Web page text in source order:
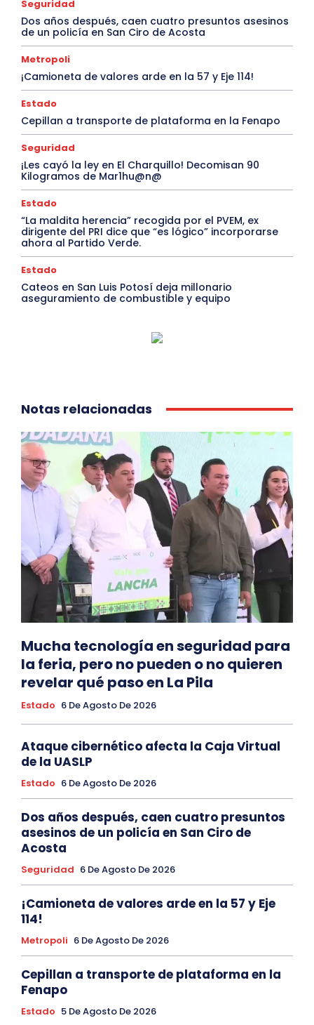
Seguridad
Dos años después, caen cuatro presuntos asesinos
de un policía en San Ciro de Acosta
Metropoli
¡Camioneta de valores arde en la 57 y Eje 114!
Estado
Cepillan a transporte de plataforma en la Fenapo
Seguridad
¡Les cayó la ley en El Charquillo! Decomisan 90
Kilogramos de Mar1hu@n@
Estado
“La maldita herencia” recogida por el PVEM, ex
dirigente del PRI dice que “es lógico” incorporarse
ahora al Partido Verde.
Estado
Cateos en San Luis Potosí deja millonario
aseguramiento de combustible y equipo
Notas relacionadas
Mucha tecnología en seguridad para
la feria, pero no pueden o no quieren
revelar qué paso en La Pila
Estado 6 De Agosto De 2026
Ataque cibernético afecta la Caja Virtual
de la UASLP
Estado 6 De Agosto De 2026
Dos años después, caen cuatro presuntos
asesinos de un policía en San Ciro de
Acosta
Seguridad 6 De Agosto De 2026
¡Camioneta de valores arde en la 57 y Eje
114!
Metropoli 6 De Agosto De 2026
Cepillan a transporte de plataforma en la
Fenapo
Estado 5 De Agosto De 2026